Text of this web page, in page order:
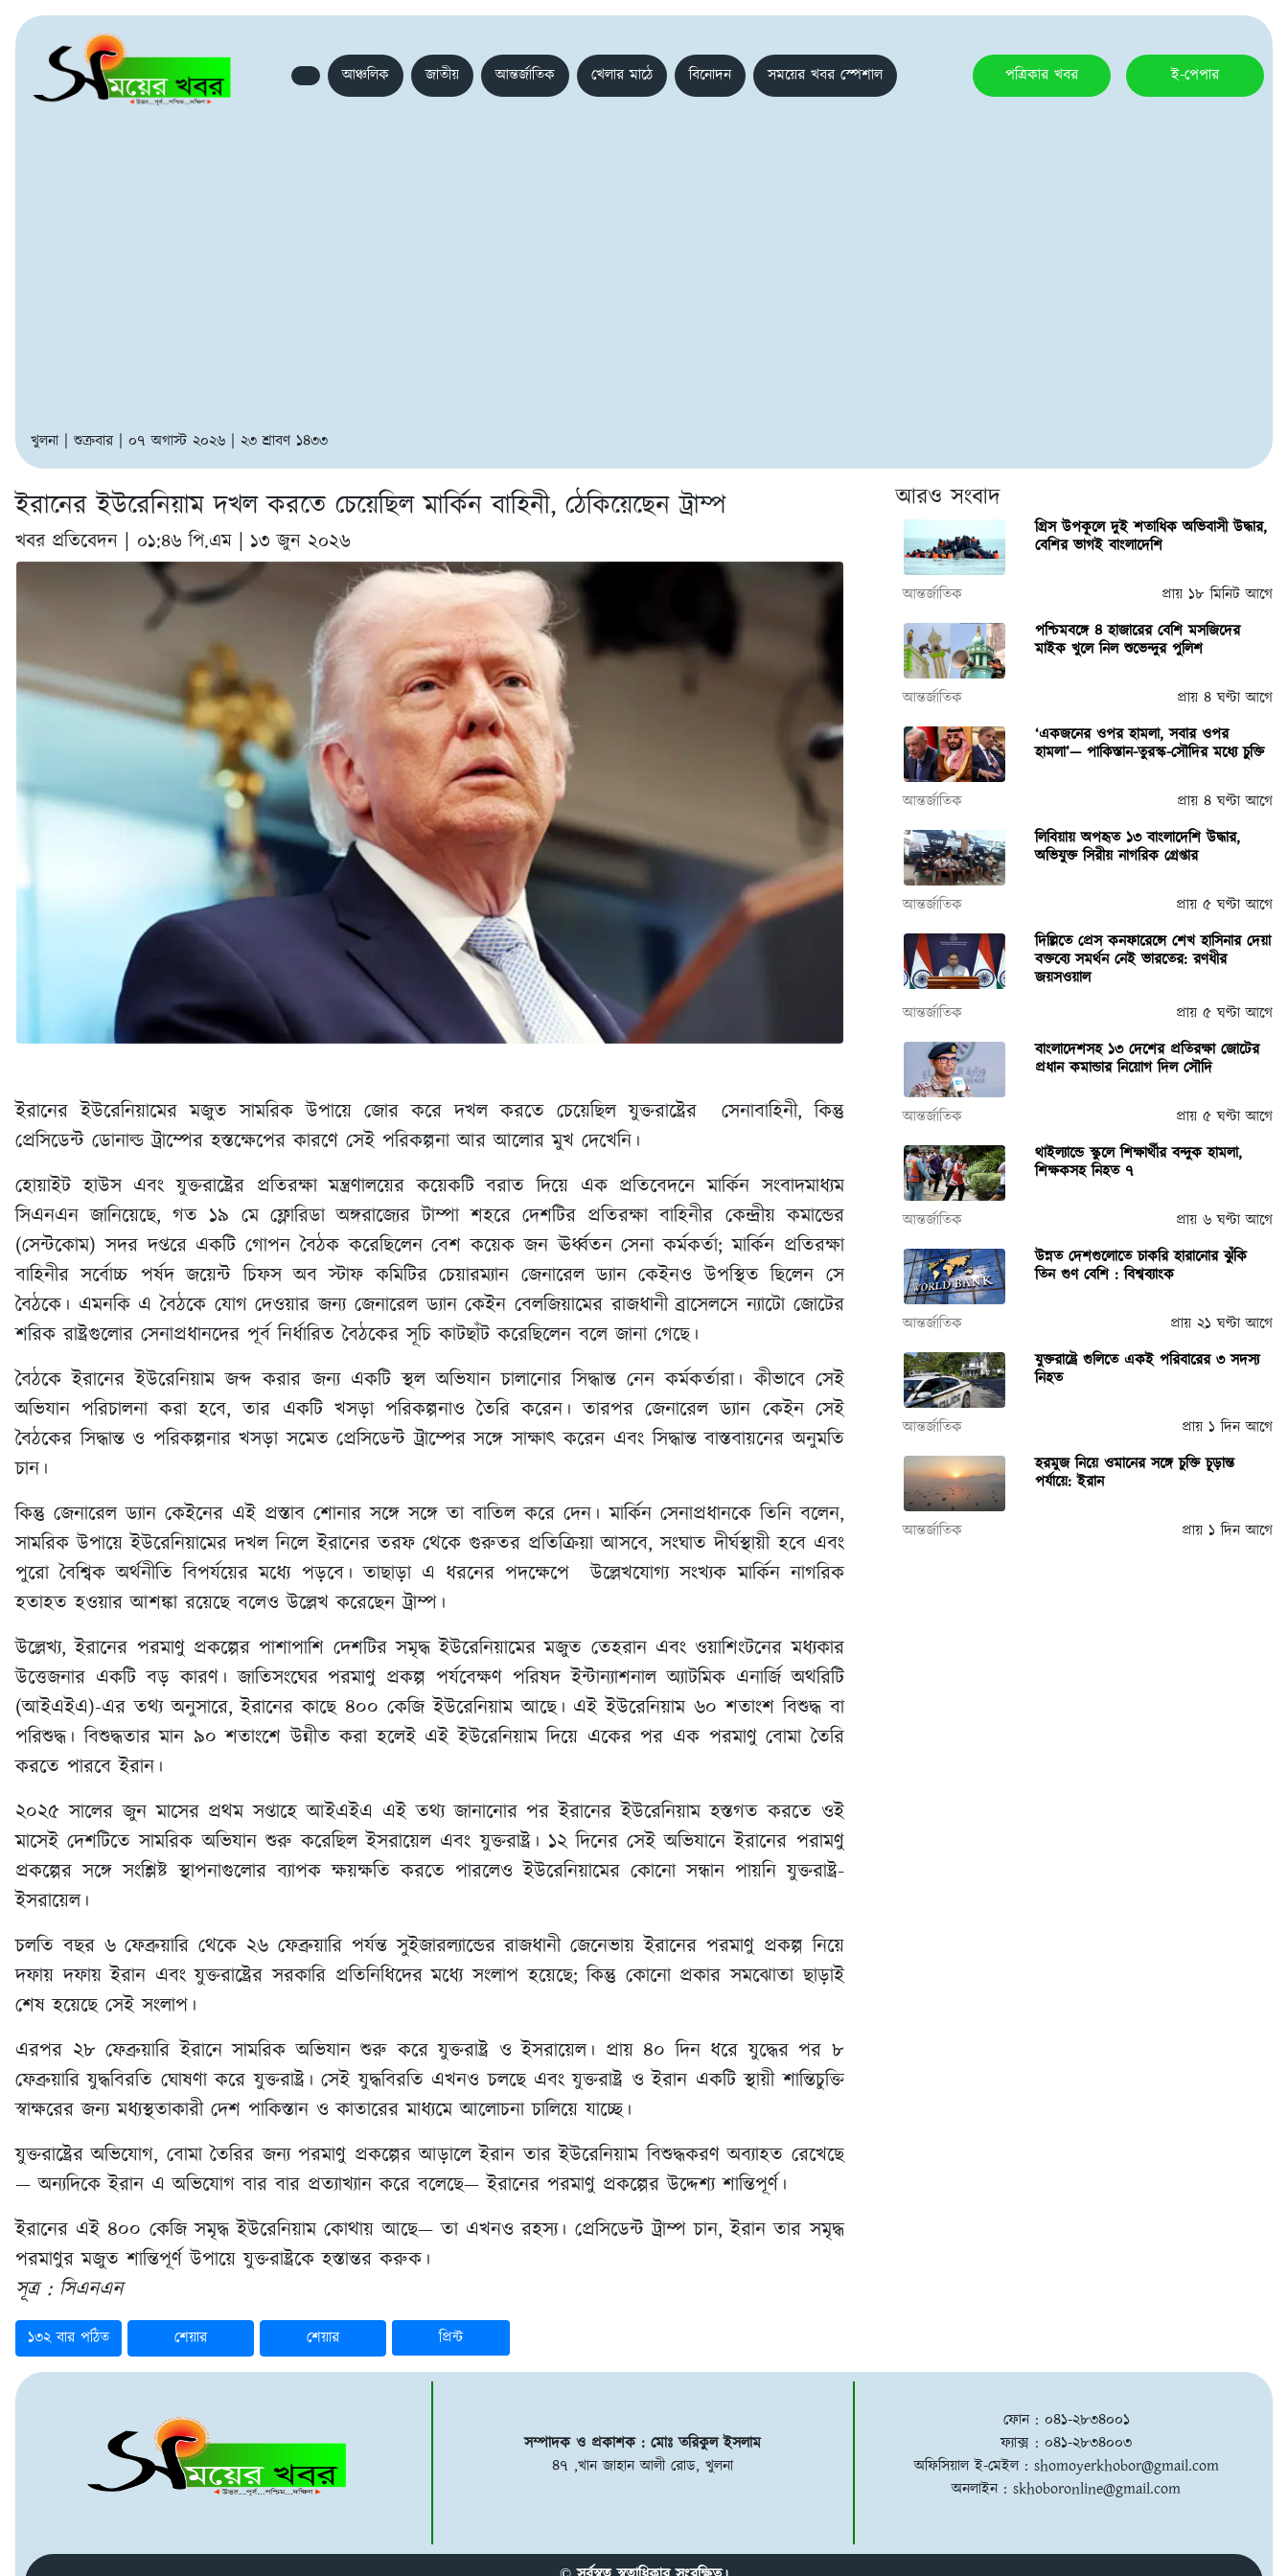
আঞ্চলিক জাতীয় আন্তর্জাতিক খেলার মাঠে বিনোদন সময়ের খবর স্পেশাল পত্রিকার খবর ই-পেপার
খুলনা | শুক্রবার | ০৭ অগাস্ট ২০২৬ | ২৩ শ্রাবণ ১৪৩৩
ইরানের ইউরেনিয়াম দখল করতে চেয়েছিল মার্কিন বাহিনী, ঠেকিয়েছেন ট্রাম্প
খবর প্রতিবেদন | ০১:৪৬ পি.এম | ১৩ জুন ২০২৬
ইরানের ইউরেনিয়ামের মজুত সামরিক উপায়ে জোর করে দখল করতে চেয়েছিল যুক্তরাষ্ট্রের সেনাবাহিনী, কিন্তু
প্রেসিডেন্ট ডোনাল্ড ট্রাম্পের হস্তক্ষেপের কারণে সেই পরিকল্পনা আর আলোর মুখ দেখেনি।
হোয়াইট হাউস এবং যুক্তরাষ্ট্রের প্রতিরক্ষা মন্ত্রণালয়ের কয়েকটি বরাত দিয়ে এক প্রতিবেদনে মার্কিন সংবাদমাধ্যম
সিএনএন জানিয়েছে, গত ১৯ মে ফ্লোরিডা অঙ্গরাজ্যের টাম্পা শহরে দেশটির প্রতিরক্ষা বাহিনীর কেন্দ্রীয় কমান্ডের
(সেন্টকোম) সদর দপ্তরে একটি গোপন বৈঠক করেছিলেন বেশ কয়েক জন ঊর্ধ্বতন সেনা কর্মকর্তা; মার্কিন প্রতিরক্ষা
বাহিনীর সর্বোচ্চ পর্ষদ জয়েন্ট চিফস অব স্টাফ কমিটির চেয়ারম্যান জেনারেল ড্যান কেইনও উপস্থিত ছিলেন সে
বৈঠকে। এমনকি এ বৈঠকে যোগ দেওয়ার জন্য জেনারেল ড্যান কেইন বেলজিয়ামের রাজধানী ব্রাসেলসে ন্যাটো জোটের
শরিক রাষ্ট্রগুলোর সেনাপ্রধানদের পূর্ব নির্ধারিত বৈঠকের সূচি কাটছাঁট করেছিলেন বলে জানা গেছে।
বৈঠকে ইরানের ইউরেনিয়াম জব্দ করার জন্য একটি স্থল অভিযান চালানোর সিদ্ধান্ত নেন কর্মকর্তারা। কীভাবে সেই
অভিযান পরিচালনা করা হবে, তার একটি খসড়া পরিকল্পনাও তৈরি করেন। তারপর জেনারেল ড্যান কেইন সেই
বৈঠকের সিদ্ধান্ত ও পরিকল্পনার খসড়া সমেত প্রেসিডেন্ট ট্রাম্পের সঙ্গে সাক্ষাৎ করেন এবং সিদ্ধান্ত বাস্তবায়নের অনুমতি
চান।
কিন্তু জেনারেল ড্যান কেইনের এই প্রস্তাব শোনার সঙ্গে সঙ্গে তা বাতিল করে দেন। মার্কিন সেনাপ্রধানকে তিনি বলেন,
সামরিক উপায়ে ইউরেনিয়ামের দখল নিলে ইরানের তরফ থেকে গুরুতর প্রতিক্রিয়া আসবে, সংঘাত দীর্ঘস্থায়ী হবে এবং
পুরো বৈশ্বিক অর্থনীতি বিপর্যয়ের মধ্যে পড়বে। তাছাড়া এ ধরনের পদক্ষেপে উল্লেখযোগ্য সংখ্যক মার্কিন নাগরিক
হতাহত হওয়ার আশঙ্কা রয়েছে বলেও উল্লেখ করেছেন ট্রাম্প।
উল্লেখ্য, ইরানের পরমাণু প্রকল্পের পাশাপাশি দেশটির সমৃদ্ধ ইউরেনিয়ামের মজুত তেহরান এবং ওয়াশিংটনের মধ্যকার
উত্তেজনার একটি বড় কারণ। জাতিসংঘের পরমাণু প্রকল্প পর্যবেক্ষণ পরিষদ ইন্টান্যাশনাল অ্যাটমিক এনার্জি অথরিটি
(আইএইএ)-এর তথ্য অনুসারে, ইরানের কাছে ৪০০ কেজি ইউরেনিয়াম আছে। এই ইউরেনিয়াম ৬০ শতাংশ বিশুদ্ধ বা
পরিশুদ্ধ। বিশুদ্ধতার মান ৯০ শতাংশে উন্নীত করা হলেই এই ইউরেনিয়াম দিয়ে একের পর এক পরমাণু বোমা তৈরি
করতে পারবে ইরান।
২০২৫ সালের জুন মাসের প্রথম সপ্তাহে আইএইএ এই তথ্য জানানোর পর ইরানের ইউরেনিয়াম হস্তগত করতে ওই
মাসেই দেশটিতে সামরিক অভিযান শুরু করেছিল ইসরায়েল এবং যুক্তরাষ্ট্র। ১২ দিনের সেই অভিযানে ইরানের পরামণু
প্রকল্পের সঙ্গে সংশ্লিষ্ট স্থাপনাগুলোর ব্যাপক ক্ষয়ক্ষতি করতে পারলেও ইউরেনিয়ামের কোনো সন্ধান পায়নি যুক্তরাষ্ট্র-
ইসরায়েল।
চলতি বছর ৬ ফেব্রুয়ারি থেকে ২৬ ফেব্রুয়ারি পর্যন্ত সুইজারল্যান্ডের রাজধানী জেনেভায় ইরানের পরমাণু প্রকল্প নিয়ে
দফায় দফায় ইরান এবং যুক্তরাষ্ট্রের সরকারি প্রতিনিধিদের মধ্যে সংলাপ হয়েছে; কিন্তু কোনো প্রকার সমঝোতা ছাড়াই
শেষ হয়েছে সেই সংলাপ।
এরপর ২৮ ফেব্রুয়ারি ইরানে সামরিক অভিযান শুরু করে যুক্তরাষ্ট্র ও ইসরায়েল। প্রায় ৪০ দিন ধরে যুদ্ধের পর ৮
ফেব্রুয়ারি যুদ্ধবিরতি ঘোষণা করে যুক্তরাষ্ট্র। সেই যুদ্ধবিরতি এখনও চলছে এবং যুক্তরাষ্ট্র ও ইরান একটি স্থায়ী শান্তিচুক্তি
স্বাক্ষরের জন্য মধ্যস্থতাকারী দেশ পাকিস্তান ও কাতারের মাধ্যমে আলোচনা চালিয়ে যাচ্ছে।
যুক্তরাষ্ট্রের অভিযোগ, বোমা তৈরির জন্য পরমাণু প্রকল্পের আড়ালে ইরান তার ইউরেনিয়াম বিশুদ্ধকরণ অব্যাহত রেখেছে
— অন্যদিকে ইরান এ অভিযোগ বার বার প্রত্যাখ্যান করে বলেছে— ইরানের পরমাণু প্রকল্পের উদ্দেশ্য শান্তিপূর্ণ।
ইরানের এই ৪০০ কেজি সমৃদ্ধ ইউরেনিয়াম কোথায় আছে— তা এখনও রহস্য। প্রেসিডেন্ট ট্রাম্প চান, ইরান তার সমৃদ্ধ
পরমাণুর মজুত শান্তিপূর্ণ উপায়ে যুক্তরাষ্ট্রকে হস্তান্তর করুক।
সূত্র : সিএনএন
১৩২ বার পঠিত শেয়ার শেয়ার প্রিন্ট
আরও সংবাদ
গ্রিস উপকূলে দুই শতাধিক অভিবাসী উদ্ধার,
বেশির ভাগই বাংলাদেশি
আন্তর্জাতিক
প্রায় ১৮ মিনিট আগে
পশ্চিমবঙ্গে ৪ হাজারের বেশি মসজিদের
মাইক খুলে নিল শুভেন্দুর পুলিশ
আন্তর্জাতিক
প্রায় ৪ ঘণ্টা আগে
‘একজনের ওপর হামলা, সবার ওপর
হামলা’— পাকিস্তান-তুরস্ক-সৌদির মধ্যে চুক্তি
আন্তর্জাতিক
প্রায় ৪ ঘণ্টা আগে
লিবিয়ায় অপহৃত ১৩ বাংলাদেশি উদ্ধার,
অভিযুক্ত সিরীয় নাগরিক গ্রেপ্তার
আন্তর্জাতিক
প্রায় ৫ ঘণ্টা আগে
দিল্লিতে প্রেস কনফারেন্সে শেখ হাসিনার দেয়া
বক্তব্যে সমর্থন নেই ভারতের: রণধীর
জয়সওয়াল
আন্তর্জাতিক
প্রায় ৫ ঘণ্টা আগে
বাংলাদেশসহ ১৩ দেশের প্রতিরক্ষা জোটের
প্রধান কমান্ডার নিয়োগ দিল সৌদি
আন্তর্জাতিক
প্রায় ৫ ঘণ্টা আগে
থাইল্যান্ডে স্কুলে শিক্ষার্থীর বন্দুক হামলা,
শিক্ষকসহ নিহত ৭
আন্তর্জাতিক
প্রায় ৬ ঘণ্টা আগে
উন্নত দেশগুলোতে চাকরি হারানোর ঝুঁকি
তিন গুণ বেশি : বিশ্বব্যাংক
আন্তর্জাতিক
প্রায় ২১ ঘণ্টা আগে
যুক্তরাষ্ট্রে গুলিতে একই পরিবারের ৩ সদস্য
নিহত
আন্তর্জাতিক
প্রায় ১ দিন আগে
হরমুজ নিয়ে ওমানের সঙ্গে চুক্তি চূড়ান্ত
পর্যায়ে: ইরান
আন্তর্জাতিক প্রায় ১ দিন আগে
সম্পাদক ও প্রকাশক : মোঃ তরিকুল ইসলাম
৪৭ ,খান জাহান আলী রোড, খুলনা
ফোন : ০৪১-২৮৩৪০০১
ফ্যাক্স : ০৪১-২৮৩৪০০৩
অফিসিয়াল ই-মেইল : shomoyerkhobor@gmail.com
অনলাইন :skhoboronline@gmail.com